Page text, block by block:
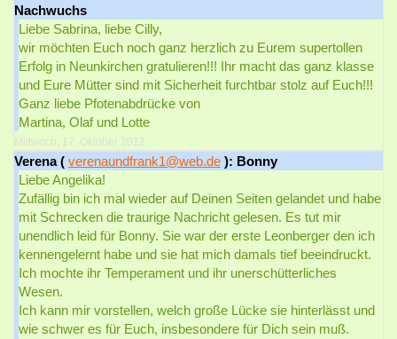
Nachwuchs
Liebe Sabrina, liebe Cilly,
wir möchten Euch noch ganz herzlich zu Eurem supertollen
Erfolg in Neunkirchen gratulieren!!! Ihr macht das ganz klasse
und Eure Mütter sind mit Sicherheit furchtbar stolz auf Euch!!!
Ganz liebe Pfotenabdrücke von
Martina, Olaf und Lotte
Mittwoch, 17. Oktober 2012
Verena ( verenaundfrank1@web.de ): Bonny
Liebe Angelika!
Zufällig bin ich mal wieder auf Deinen Seiten gelandet und habe
mit Schrecken die traurige Nachricht gelesen. Es tut mir
unendlich leid für Bonny. Sie war der erste Leonberger den ich
kennengelernt habe und sie hat mich damals tief beeindruckt.
Ich mochte ihr Temperament und ihr unerschütterliches
Wesen.
Ich kann mir vorstellen, welch große Lücke sie hinterlässt und
wie schwer es für Euch, insbesondere für Dich sein muß.